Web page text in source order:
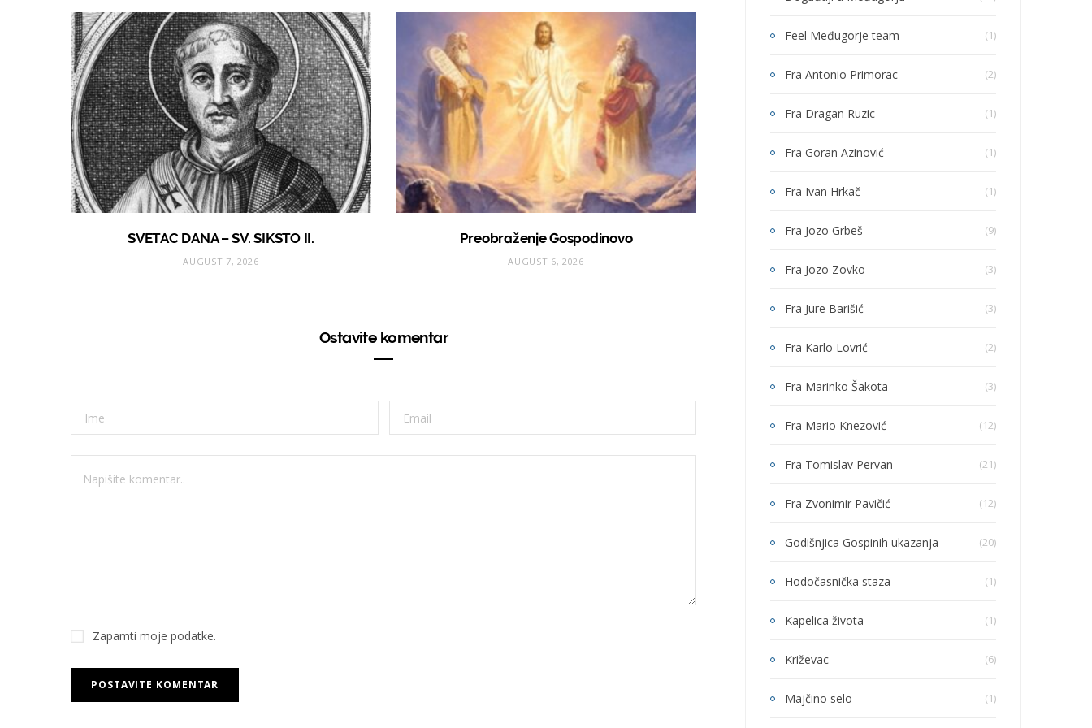
SVETAC DANA – SV. SIKSTO II.
AUGUST 7, 2026
Preobraženje Gospodinovo
AUGUST 6, 2026
Ostavite komentar
Zapamti moje podatke.
Feel Međugorje team (1)
Fra Antonio Primorac (2)
Fra Dragan Ruzic (1)
Fra Goran Azinović (1)
Fra Ivan Hrkač (1)
Fra Jozo Grbeš (9)
Fra Jozo Zovko (3)
Fra Jure Barišić (3)
Fra Karlo Lovrić (2)
Fra Marinko Šakota (3)
Fra Mario Knezović (12)
Fra Tomislav Pervan (21)
Fra Zvonimir Pavičić (12)
Godišnjica Gospinih ukazanja (20)
Hodočasnička staza (1)
Kapelica života (1)
Križevac (6)
Majčino selo (1)